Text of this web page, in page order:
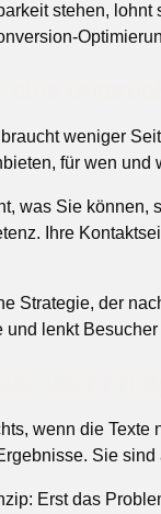
stehen,
weniger
für wen und
was Sie
Ihre
Strategie, der
lenkt
wenn die
Sie
Erst das